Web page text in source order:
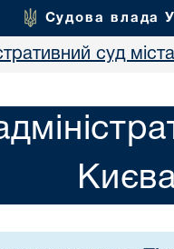
Судова влада
суд